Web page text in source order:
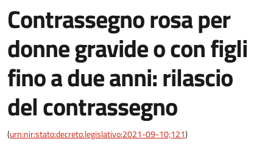
Contrassegno rosa per
donne gravide o con figli
fino a due anni: rilascio
del contrassegno
(urn:nir:stato:decreto.legislativo:2021-09-10;121)